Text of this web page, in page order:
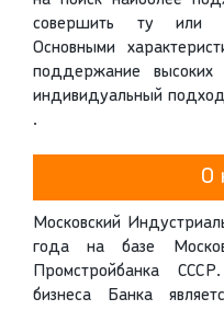
совершить ту или
Основными
поддержание высоких
индивидуальный
.
О
Московский
года на базе
Промстройбанка
бизнеса Банка